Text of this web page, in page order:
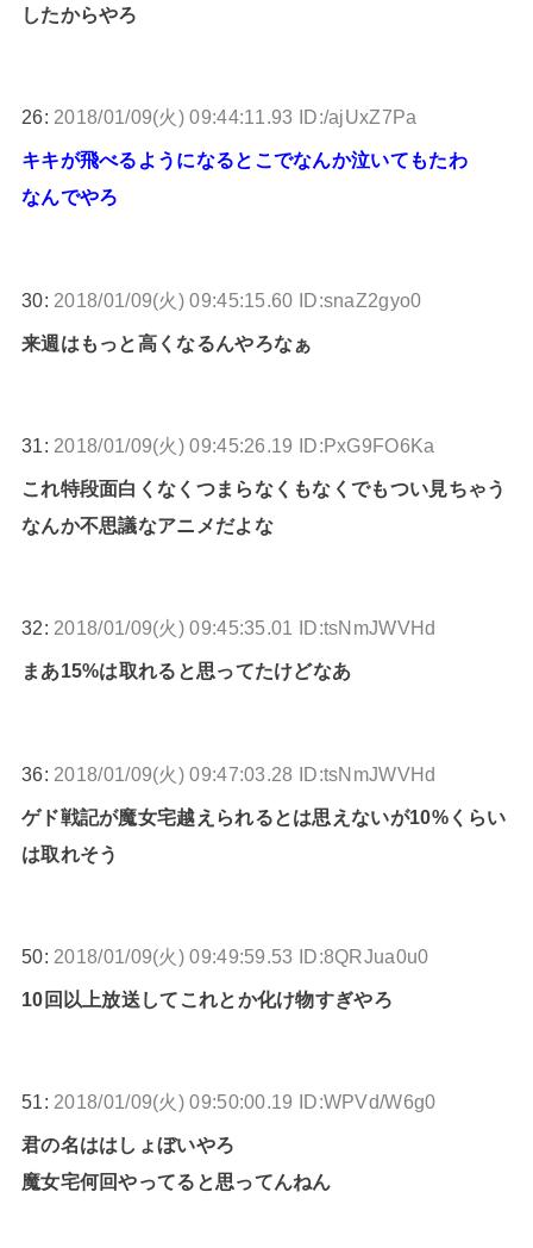
したからやろ
26: 2018/01/09(火) 09:44:11.93 ID:/ajUxZ7Pa
キキが飛べるようになるとこでなんか泣いてもたわ
なんでやろ
30: 2018/01/09(火) 09:45:15.60 ID:snaZ2gyo0
来週はもっと高くなるんやろなぁ
31: 2018/01/09(火) 09:45:26.19 ID:PxG9FO6Ka
これ特段面白くなくつまらなくもなくでもつい見ちゃう
なんか不思議なアニメだよな
32: 2018/01/09(火) 09:45:35.01 ID:tsNmJWVHd
まあ15%は取れると思ってたけどなあ
36: 2018/01/09(火) 09:47:03.28 ID:tsNmJWVHd
ゲド戦記が魔女宅越えられるとは思えないが10%くらい
は取れそう
50: 2018/01/09(火) 09:49:59.53 ID:8QRJua0u0
10回以上放送してこれとか化け物すぎやろ
51: 2018/01/09(火) 09:50:00.19 ID:WPVd/W6g0
君の名ははしょぼいやろ
魔女宅何回やってると思ってんねん